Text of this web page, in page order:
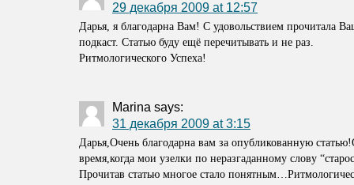
29 декабря 2009 at 12:57
Дарья, я благодарна Вам! С удовольствием прочитала
подкаст. Статью буду ещё перечитывать и не раз.
Ритмологического Успеха!
Marina says:
31 декабря 2009 at 3:15
Дарья,Очень благодарна вам за опубликованную
время,когда мои узелки по неразгаданному слову
Прочитав статью многое стало